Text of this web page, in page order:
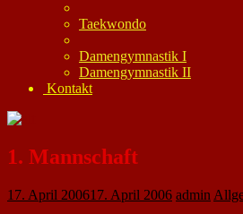
Taekwondo
Damengymnastik I
Damengymnastik II
Kontakt
1. Mannschaft
17. April 200617. April 2006 admin